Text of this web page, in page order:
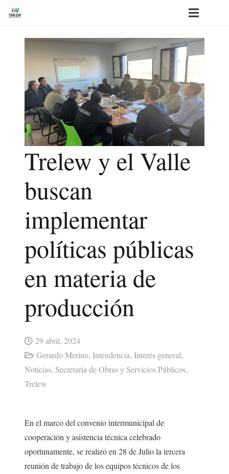
Trelew y el Valle
buscan
implementar
políticas públicas
en materia de
producción
29 abril, 2024
Gerardo Merino, Intendencia, Interés general,
Noticias, Secretaría de Obras y Servicios Públicos,
Trelew
En el marco del convenio intermunicipal de
cooperación y asistencia técnica celebrado
oportunamente, se realizó en 28 de Julio la tercera
reunión de trabajo de los equipos técnicos de los